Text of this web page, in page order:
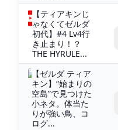
【ティアキンじ
ゃなくてゼルダ
初代】#4 Lv4行
き止まり！？
THE HYRULE...
【ゼルダ ティア
キン】“始まりの
空島”で見つけた
小ネタ。体当た
りが強い鳥、コ
ログ...